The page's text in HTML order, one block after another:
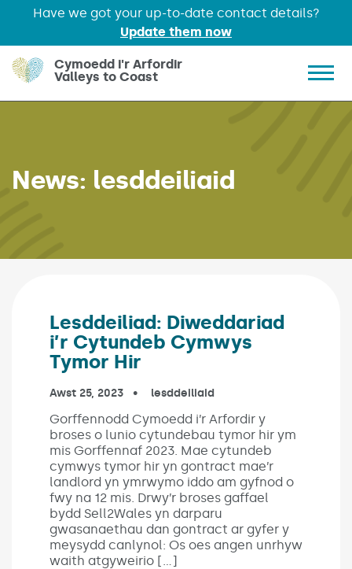
Have we got your up-to-date contact details?
Update them now
Skip to main content
Cymoedd i'r Arfordir
Valleys to Coast
News: lesddeiliaid
Lesddeiliad: Diweddariad
i’r Cytundeb Cymwys
Tymor Hir
Published on:
Awst 25, 2023 In the categories:
lesddeiliaid
Gorffennodd Cymoedd i’r Arfordir y
broses o lunio cytundebau tymor hir ym
mis Gorffennaf 2023. Mae cytundeb
cymwys tymor hir yn gontract mae’r
landlord yn ymrwymo iddo am gyfnod o
fwy na 12 mis. Drwy’r broses gaffael
bydd Sell2Wales yn darparu
gwasanaethau dan gontract ar gyfer y
meysydd canlynol: Os oes angen unrhyw
waith atgyweirio […]